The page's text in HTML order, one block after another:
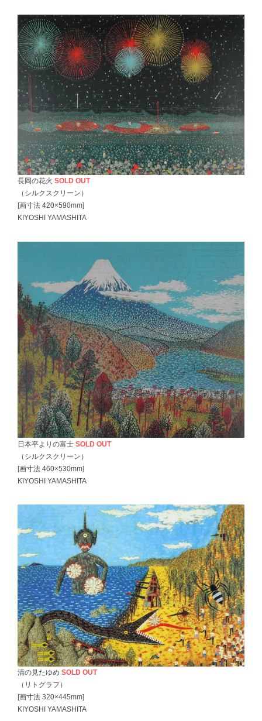
長岡の花火 SOLD OUT
（シルクスクリーン）
[画寸法 420×590mm]
KIYOSHI YAMASHITA
日本平よりの富士 SOLD OUT
（シルクスクリーン）
[画寸法 460×530mm]
KIYOSHI YAMASHITA
清の見たゆめ SOLD OUT
（リトグラフ）
[画寸法 320×445mm]
KIYOSHI YAMASHITA